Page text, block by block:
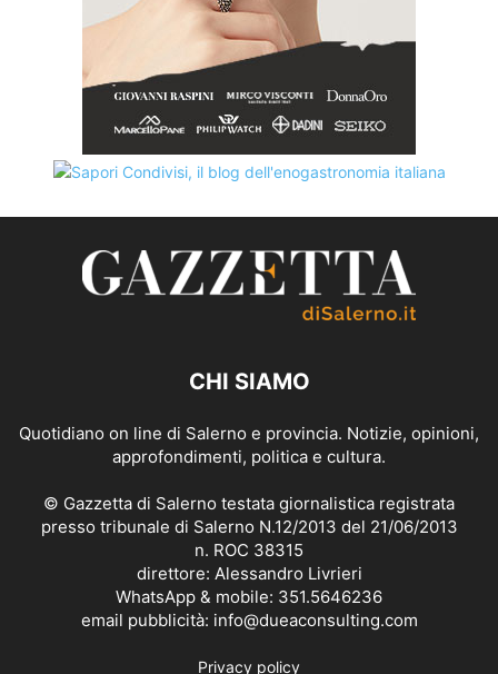
CHI SIAMO
Quotidiano on line di Salerno e provincia. Notizie, opinioni,
approfondimenti, politica e cultura.
© Gazzetta di Salerno testata giornalistica registrata
presso tribunale di Salerno N.12/2013 del 21/06/2013
n. ROC 38315
direttore: Alessandro Livrieri
WhatsApp & mobile: 351.5646236
email pubblicità: info@dueaconsulting.com
Privacy policy